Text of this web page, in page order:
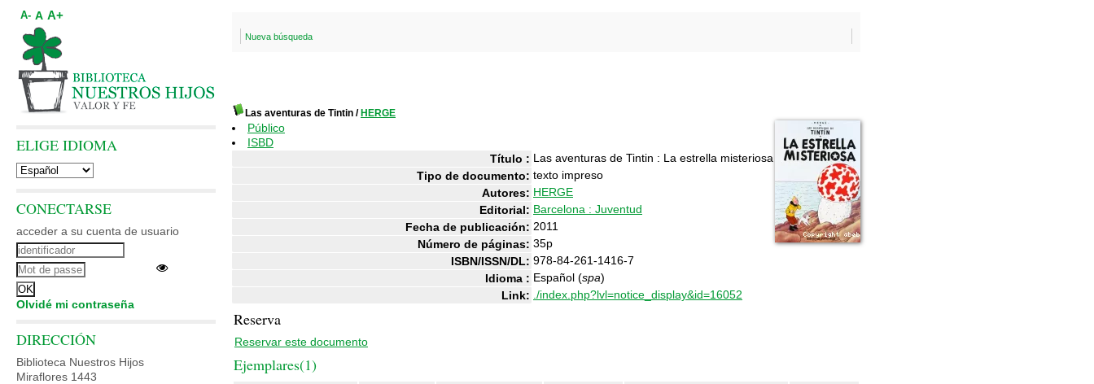
Nueva búsqueda
Las aventuras de Tintin / HERGE
Público
ISBD
Título : Las aventuras de Tintin : La estrella misteriosa
Tipo de documento: texto impreso
Autores: HERGE
Editorial: Barcelona : Juventud
Fecha de publicación: 2011
Número de páginas: 35p
ISBN/ISSN/DL: 978-84-261-1416-7
Idioma : Español (spa)
Link: ./index.php?lvl=notice_display&id=16052
Reserva
Reservar este documento
Ejemplares(1)
A- A A+
ELIGE IDIOMA
CONECTARSE
acceder a su cuenta de usuario
Olvidé mi contraseña
DIRECCIÓN
Biblioteca Nuestros Hijos
Miraflores 1443